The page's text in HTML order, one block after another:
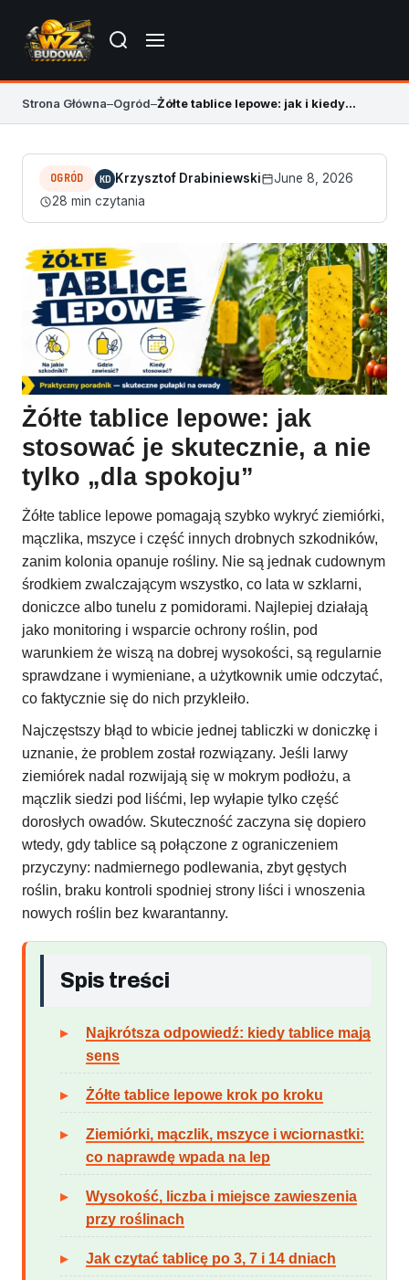
Strona Główna–Ogród– Żółte tablice lepowe: jak i kiedy stosować
OGRÓD KD Krzysztof Drabiniewski
June 8, 2026
28 min czytania
Żółte tablice lepowe: jak
stosować je skutecznie, a nie
tylko „dla spokoju”
Żółte tablice lepowe pomagają szybko wykryć ziemiórki,
mączlika, mszyce i część innych drobnych szkodników,
zanim kolonia opanuje rośliny. Nie są jednak cudownym
środkiem zwalczającym wszystko, co lata w szklarni,
doniczce albo tunelu z pomidorami. Najlepiej działają
jako monitoring i wsparcie ochrony roślin, pod
warunkiem że wiszą na dobrej wysokości, są regularnie
sprawdzane i wymieniane, a użytkownik umie odczytać,
co faktycznie się do nich przykleiło.
Najczęstszy błąd to wbicie jednej tabliczki w doniczkę i
uznanie, że problem został rozwiązany. Jeśli larwy
ziemiórek nadal rozwijają się w mokrym podłożu, a
mączlik siedzi pod liśćmi, lep wyłapie tylko część
dorosłych owadów. Skuteczność zaczyna się dopiero
wtedy, gdy tablice są połączone z ograniczeniem
przyczyny: nadmiernego podlewania, zbyt gęstych
roślin, braku kontroli spodniej strony liści i wnoszenia
nowych roślin bez kwarantanny.
Spis treści
Najkrótsza odpowiedź: kiedy tablice mają
sens
Żółte tablice lepowe krok po kroku
Ziemiórki, mączlik, mszyce i wciornastki:
co naprawdę wpada na lep
Wysokość, liczba i miejsce zawieszenia
przy roślinach
Jak czytać tablicę po 3, 7 i 14 dniach